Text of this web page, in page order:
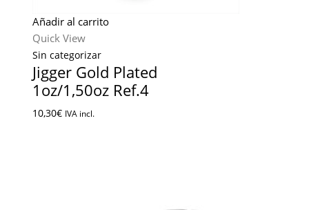
Añadir al carrito
Quick View
Sin categorizar
Jigger Gold Plated
1oz/1,50oz Ref.4
10,30€ IVA incl.